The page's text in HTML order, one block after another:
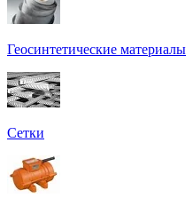
Геосинтетические материалы
Сетки